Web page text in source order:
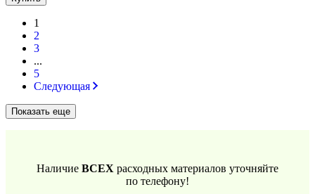
1
2
3
...
5
Следующая
Показать еще
Наличие ВСЕХ расходных материалов уточняйте
по телефону!